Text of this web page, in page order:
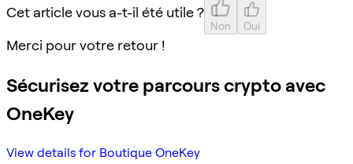
Cet article vous a-t-il été utile ?
Non Oui
Merci pour votre retour !
Sécurisez votre parcours crypto avec
OneKey
View details for Boutique OneKey